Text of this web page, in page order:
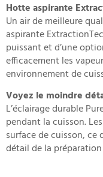
Hotte aspirante
Un air de meilleure
aspirante
puissant et d’une
efficacement les
environnement de
Voyez le moindre
L’éclairage durable
pendant la cuisson.
surface de cuisson,
détail de la